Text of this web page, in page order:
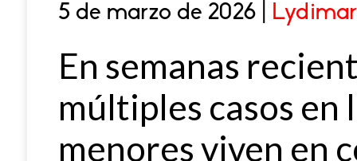
5 de marzo de 2026 |
En semanas
múltiples casos en
menores viven en